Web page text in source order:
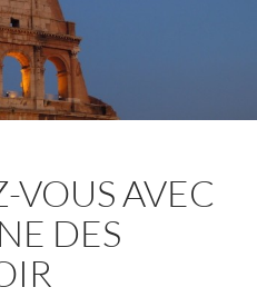
VOUS AVEC
DES